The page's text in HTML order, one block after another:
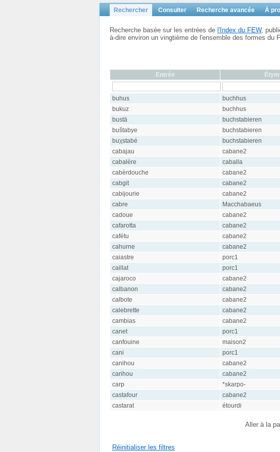
Rechercher Consulter Recherche avancée À
Recherche basée sur les entrées de l'Index du FEW,
à-dire environ un vingtième de l'ensemble des formes du
Entrée
buhus buchhus
bukuz
buchhus
bustā
buchstabieren
buštabye
buchstabieren
buχstabé
buchstabieren
cabajau
cabane2
cabalère
caballa
cabèrdouche
cabane2
cabgit
cabane2
cabijourie
cabane2
cabre
Macchabaeus
cadoue
cabane2
cafarotta
cabane2
cafétu
cabane2
cahurne
cabane2
caiastre
porc1
caillat
porc1
cajaroco
cabane2
calbanon
cabane2
calbote
cabane2
calebrette
cabane2
cambias
cabane2
canet
porc1
canfouine
maison2
cani
porc1
canihou
cabane2
carihou
cabane2
carp
*skarpo-
castafour
cabane2
castarat
étourdi
Aller à la
Réinitialiser les filtres